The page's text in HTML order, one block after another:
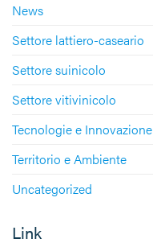
News
Settore lattiero-caseario
Settore suinicolo
Settore vitivinicolo
Tecnologie e Innovazione
Territorio e Ambiente
Uncategorized
Link